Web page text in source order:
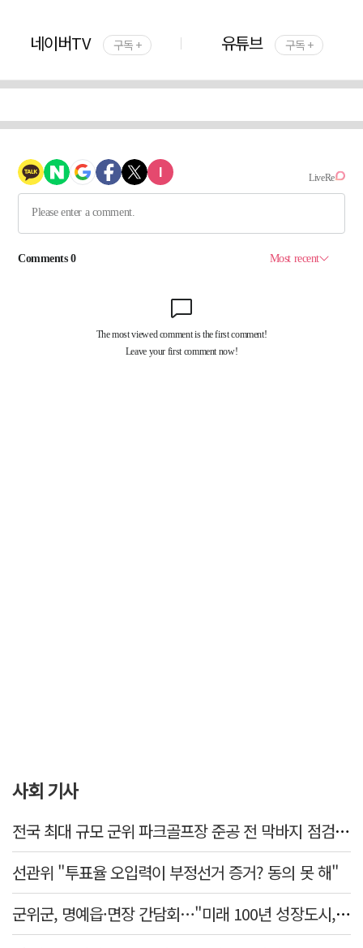
네이버TV 구독 + 유튜브 구독 +
사회 기사
전국 최대 규모 군위 파크골프장 준공 전 막바지 점검…공정률 85%
선관위 "투표율 오입력이 부정선거 증거? 동의 못 해"
군위군, 명예읍·면장 간담회…"미래 100년 성장도시, 품격있는 행복도시" 교감